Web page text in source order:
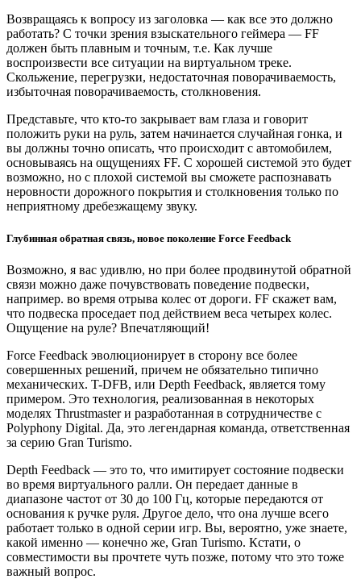
Возвращаясь к вопросу из заголовка — как все это должно
работать? С точки зрения взыскательного геймера — FF
должен быть плавным и точным, т.е. Как лучше
воспроизвести все ситуации на виртуальном треке.
Скольжение, перегрузки, недостаточная поворачиваемость,
избыточная поворачиваемость, столкновения.
Представьте, что кто-то закрывает вам глаза и говорит
положить руки на руль, затем начинается случайная гонка, и
вы должны точно описать, что происходит с автомобилем,
основываясь на ощущениях FF. С хорошей системой это будет
возможно, но с плохой системой вы сможете распознавать
неровности дорожного покрытия и столкновения только по
неприятному дребезжащему звуку.
Глубинная обратная связь, новое поколение Force Feedback
Возможно, я вас удивлю, но при более продвинутой обратной
связи можно даже почувствовать поведение подвески,
например. во время отрыва колес от дороги. FF скажет вам,
что подвеска проседает под действием веса четырех колес.
Ощущение на руле? Впечатляющий!
Force Feedback эволюционирует в сторону все более
совершенных решений, причем не обязательно типично
механических. T-DFB, или Depth Feedback, является тому
примером. Это технология, реализованная в некоторых
моделях Thrustmaster и разработанная в сотрудничестве с
Polyphony Digital. Да, это легендарная команда, ответственная
за серию Gran Turismo.
Depth Feedback — это то, что имитирует состояние подвески
во время виртуального ралли. Он передает данные в
диапазоне частот от 30 до 100 Гц, которые передаются от
основания к ручке руля. Другое дело, что она лучше всего
работает только в одной серии игр. Вы, вероятно, уже знаете,
какой именно — конечно же, Gran Turismo. Кстати, о
совместимости вы прочтете чуть позже, потому что это тоже
важный вопрос.